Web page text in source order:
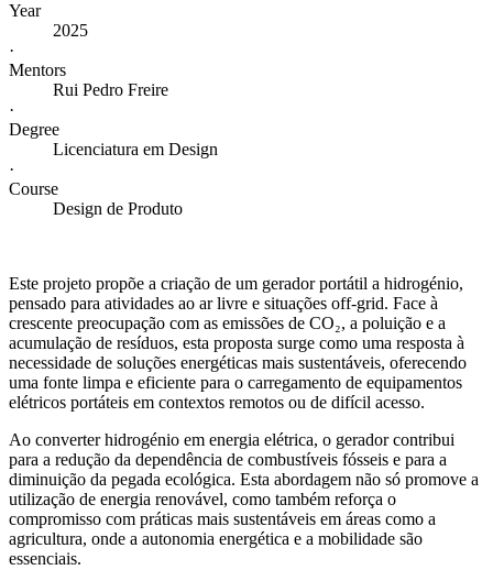
Year
2025
·
Mentors
Rui Pedro Freire
·
Degree
Licenciatura em Design
·
Course
Design de Produto
Este projeto propõe a criação de um gerador portátil a hidrogénio,
pensado para atividades ao ar livre e situações off-grid. Face à
crescente preocupação com as emissões de CO₂, a poluição e a
acumulação de resíduos, esta proposta surge como uma resposta à
necessidade de soluções energéticas mais sustentáveis, oferecendo
uma fonte limpa e eficiente para o carregamento de equipamentos
elétricos portáteis em contextos remotos ou de difícil acesso.
Ao converter hidrogénio em energia elétrica, o gerador contribui
para a redução da dependência de combustíveis fósseis e para a
diminuição da pegada ecológica. Esta abordagem não só promove a
utilização de energia renovável, como também reforça o
compromisso com práticas mais sustentáveis em áreas como a
agricultura, onde a autonomia energética e a mobilidade são
essenciais.